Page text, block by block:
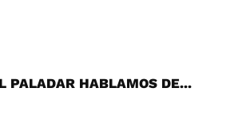
PALADAR HABLAMOS DE...